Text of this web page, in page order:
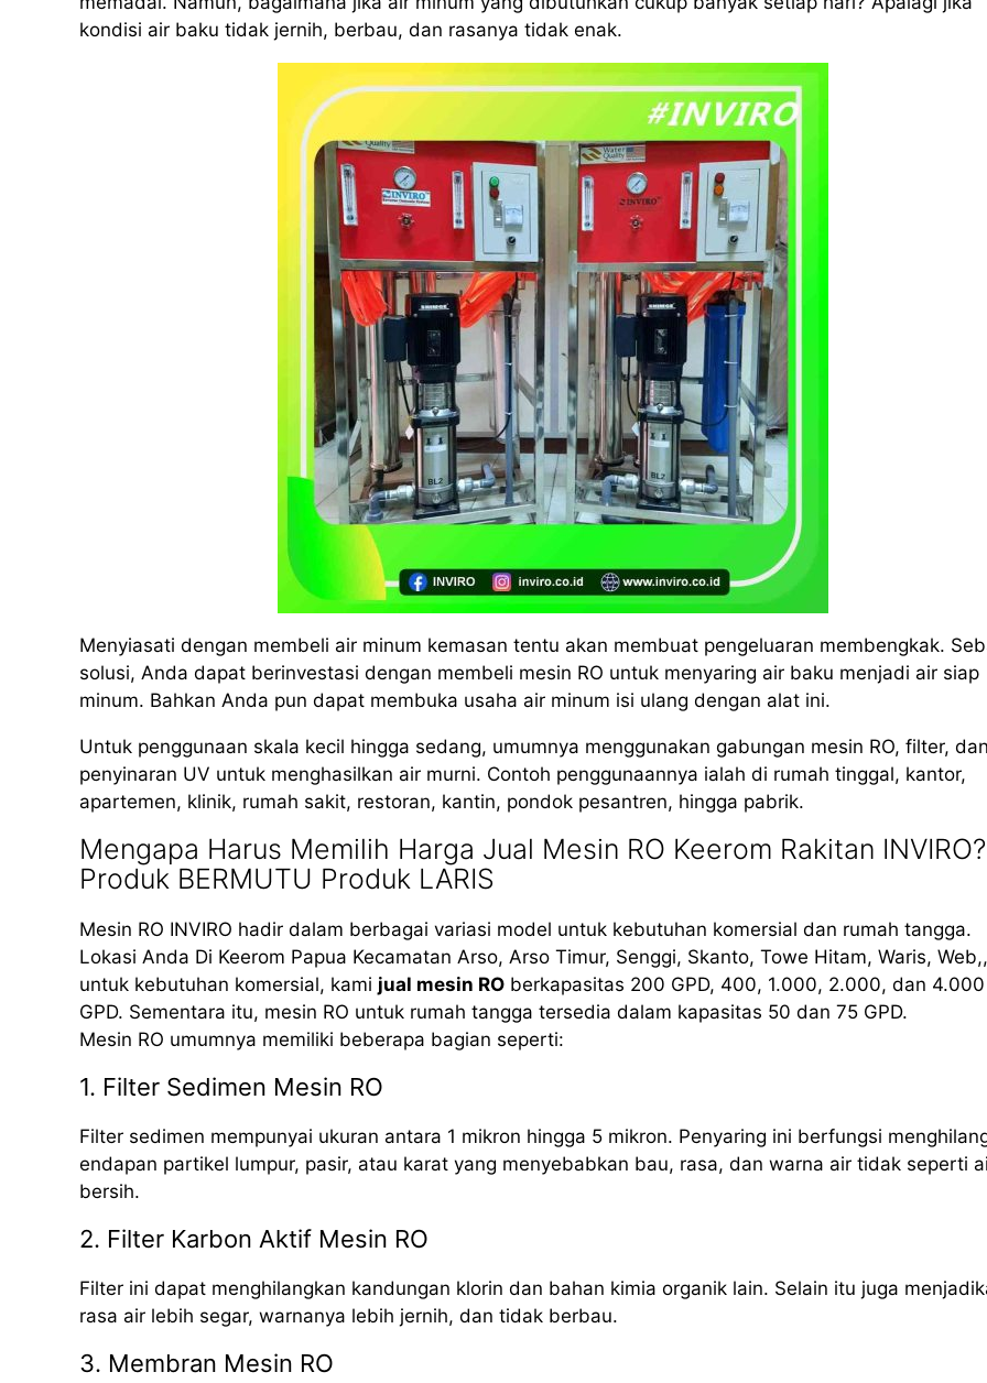
kondisi air baku tidak jernih, berbau, dan rasanya tidak enak.
Menyiasati dengan membeli air minum kemasan tentu akan membuat pengeluaran membengkak.
solusi, Anda dapat berinvestasi dengan membeli mesin RO untuk menyaring air baku menjadi air siap
minum. Bahkan Anda pun dapat membuka usaha air minum isi ulang dengan alat ini.
Untuk penggunaan skala kecil hingga sedang, umumnya menggunakan gabungan mesin RO, filter,
penyinaran UV untuk menghasilkan air murni. Contoh penggunaannya ialah di rumah tinggal, kantor,
apartemen, klinik, rumah sakit, restoran, kantin, pondok pesantren, hingga pabrik.
Mengapa Harus Memilih Harga Jual Mesin RO Keerom Rakitan INVIRO?
Produk BERMUTU Produk LARIS
Mesin RO INVIRO hadir dalam berbagai variasi model untuk kebutuhan komersial dan rumah tangga.
Lokasi Anda Di Keerom Papua Kecamatan Arso, Arso Timur, Senggi, Skanto, Towe Hitam, Waris, Web,,
untuk kebutuhan komersial, kami jual mesin RO berkapasitas 200 GPD, 400, 1.000, 2.000, dan 4.000
GPD. Sementara itu, mesin RO untuk rumah tangga tersedia dalam kapasitas 50 dan 75 GPD.
Mesin RO umumnya memiliki beberapa bagian seperti:
1. Filter Sedimen Mesin RO
Filter sedimen mempunyai ukuran antara 1 mikron hingga 5 mikron. Penyaring ini berfungsi
endapan partikel lumpur, pasir, atau karat yang menyebabkan bau, rasa, dan warna air tidak seperti
bersih.
2. Filter Karbon Aktif Mesin RO
Filter ini dapat menghilangkan kandungan klorin dan bahan kimia organik lain. Selain itu juga
rasa air lebih segar, warnanya lebih jernih, dan tidak berbau.
3. Membran Mesin RO